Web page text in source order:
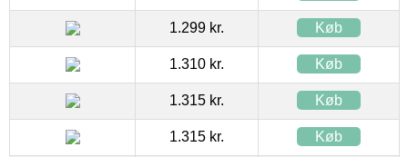
1.299 kr. Køb
1.310 kr. Køb
1.315 kr. Køb
1.315 kr. Køb